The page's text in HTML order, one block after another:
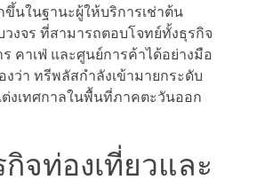
นในฐานะผู้ให้บริการเช่าต้น
งจร ที่สามารถตอบโจทย์ทั้งธุรกิจ
คาเฟ่ และศูนย์การค้าได้อย่างมือ
ว่า ทรีพลัสกำลังเข้ามายกระดับ
งเทศกาลในพื้นที่ภาคตะวันออก
จท่องเที่ยวและ